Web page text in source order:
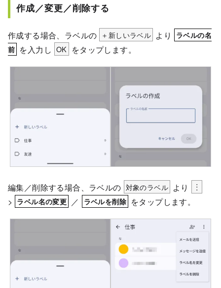
作成／変更／削除する
作成する場合、ラベルの ＋新しいラベル より
ラベルの名
前 を入力し OK をタップします。
編集／削除する場合、ラベルの 対象のラベル より ︙
> ラベル名の変更 ／ ラベルを削除 をタップします。